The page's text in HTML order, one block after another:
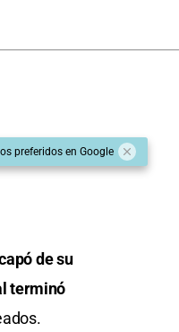
preferidos en Google
de su
terminó